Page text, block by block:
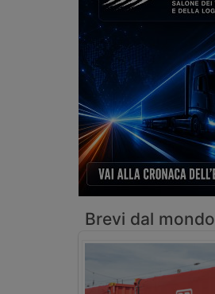
Brevi dal mondo